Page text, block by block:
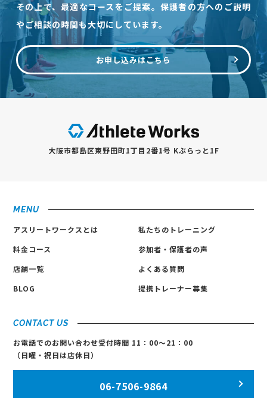
その上で、最適なコースをご提案。保護者の方へのご説明
やご相談の時間も大切にしています。
お申し込みはこちら
大阪市都島区東野田町1丁目2番1号 Kぶらっと1F
MENU
アスリートワークスとは
私たちのトレーニング
料金コース
参加者・保護者の声
店舗一覧
よくある質問
BLOG
提携トレーナー募集
CONTACT US
お電話でのお問い合わせ受付時間 11：00〜21：00
（日曜・祝日は店休日）
06-7506-9864